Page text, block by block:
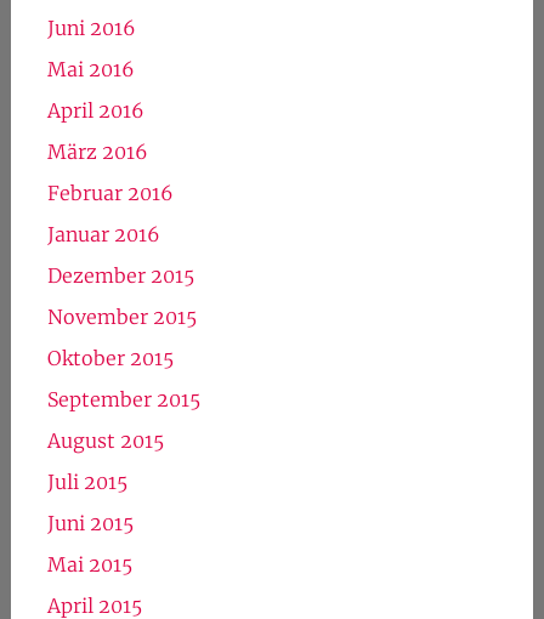
Juni 2016
Mai 2016
April 2016
März 2016
Februar 2016
Januar 2016
Dezember 2015
November 2015
Oktober 2015
September 2015
August 2015
Juli 2015
Juni 2015
Mai 2015
April 2015